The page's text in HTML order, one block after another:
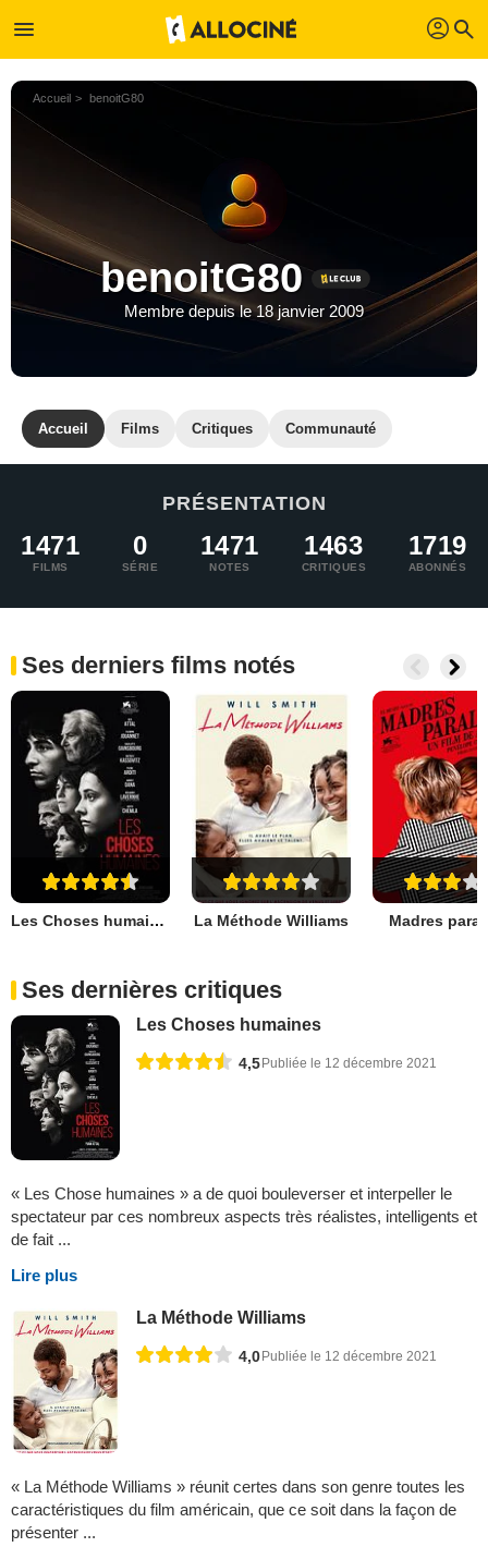
menu profil search
Accueil benoitG80
benoitG80
Membre depuis le 18 janvier 2009
Accueil Films Critiques Communauté
PRÉSENTATION
1471
FILMS
0
SÉRIE
1471
NOTES
1463
CRITIQUES
1719
ABONNÉS
Ses derniers films notés
Les Choses humaines La Méthode Williams Madres
Ses dernières critiques
Les Choses humaines
4,5Publiée le 12 décembre 2021
« Les Chose humaines » a de quoi bouleverser et interpeller le
spectateur par ces nombreux aspects très réalistes, intelligents et
de fait ...
Lire plus
La Méthode Williams
4,0 Publiée le 12 décembre 2021
« La Méthode Williams » réunit certes dans son genre toutes les
caractéristiques du film américain, que ce soit dans la façon de
présenter ...